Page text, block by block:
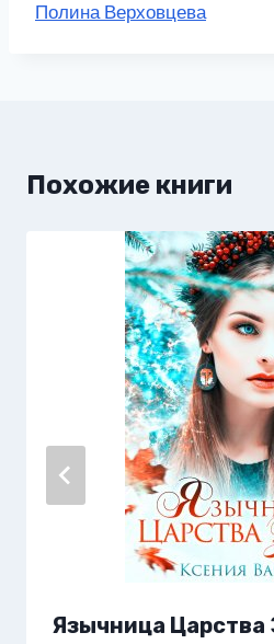
Метки
Полина Верховцева
Похожие книги
Язычница Царства